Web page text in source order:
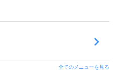
全てのメニューを見る